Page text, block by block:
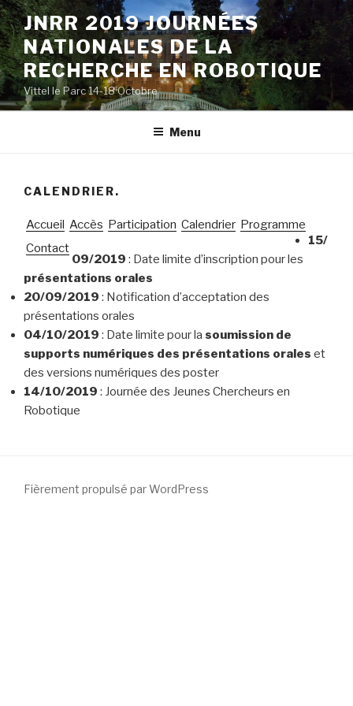
Aller
au
contenu
principal
JNRR 2019 JOURNÉES
NATIONALES DE LA
RECHERCHE EN ROBOTIQUE
Vittel le Parc 14-18 Octobre
Menu
CALENDRIER.
Accueil Accès Participation Calendrier Programme
Contact
15/
09/2019 : Date limite d’inscription pour les
présentations orales
20/09/2019 : Notification d’acceptation des
présentations orales
04/10/2019 : Date limite pour la soumission de
supports numériques des présentations orales et
des versions numériques des poster
14/10/2019 : Journée des Jeunes Chercheurs en
Robotique
Fièrement propulsé par WordPress